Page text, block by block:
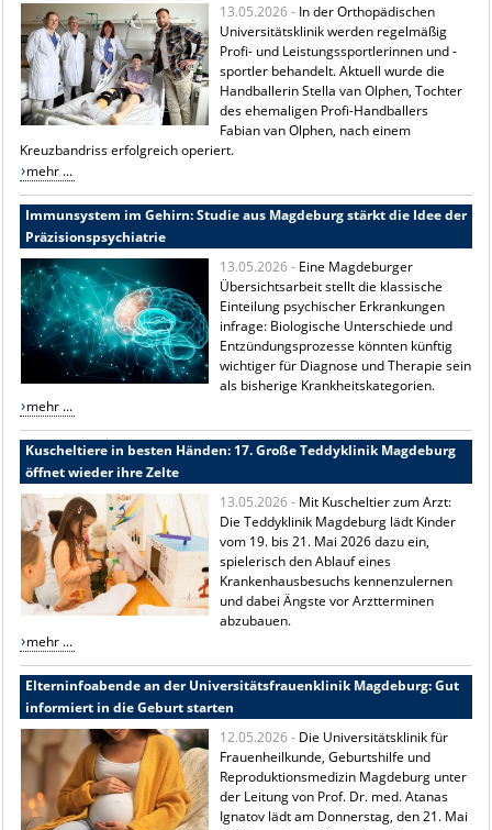
13.05.2026 - In der Orthopädischen
Universitätsklinik werden regelmäßig
Profi- und Leistungssportlerinnen und -
sportler behandelt. Aktuell wurde die
HandballerinStella van Olphen, Tochter
des ehemaligen Profi-Handballers
Fabian van Olphen, nach einem
Kreuzbandriss erfolgreich operiert.
mehr ...
Immunsystem im Gehirn: Studie aus Magdeburg stärkt die Idee der
Präzisionspsychiatrie
13.05.2026 - Eine Magdeburger
Übersichtsarbeit stellt die klassische
Einteilung psychischer Erkrankungen
infrage: Biologische Unterschiede und
Entzündungsprozesse könnten künftig
wichtiger für Diagnose und Therapie sein
als bisherige Krankheitskategorien.
mehr ...
Kuscheltiere in besten Händen: 17. Große Teddyklinik Magdeburg
öffnet wieder ihre Zelte
13.05.2026 - Mit Kuscheltier zum Arzt:
Die Teddyklinik Magdeburg lädt Kinder
vom 19. bis 21. Mai 2026 dazu ein,
spielerisch den Ablauf eines
Krankenhausbesuchs kennenzulernen
und dabei Ängste vor Arztterminen
abzubauen.
mehr ...
Elterninfoabende an der Universitätsfrauenklinik Magdeburg: Gut
informiert in die Geburt starten
12.05.2026 - Die Universitätsklinik für
Frauenheilkunde, Geburtshilfe und
Reproduktionsmedizin Magdeburg unter
der Leitung von Prof. Dr. med. Atanas
Ignatov lädt am Donnerstag, den 21. Mai